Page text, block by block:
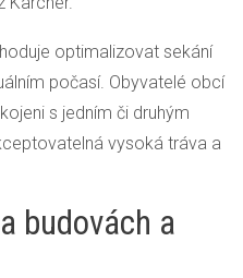
optimalizovat sekání
počasí. Obyvatelé obcí
s jedním či druhým
vysoká tráva a
budovách a